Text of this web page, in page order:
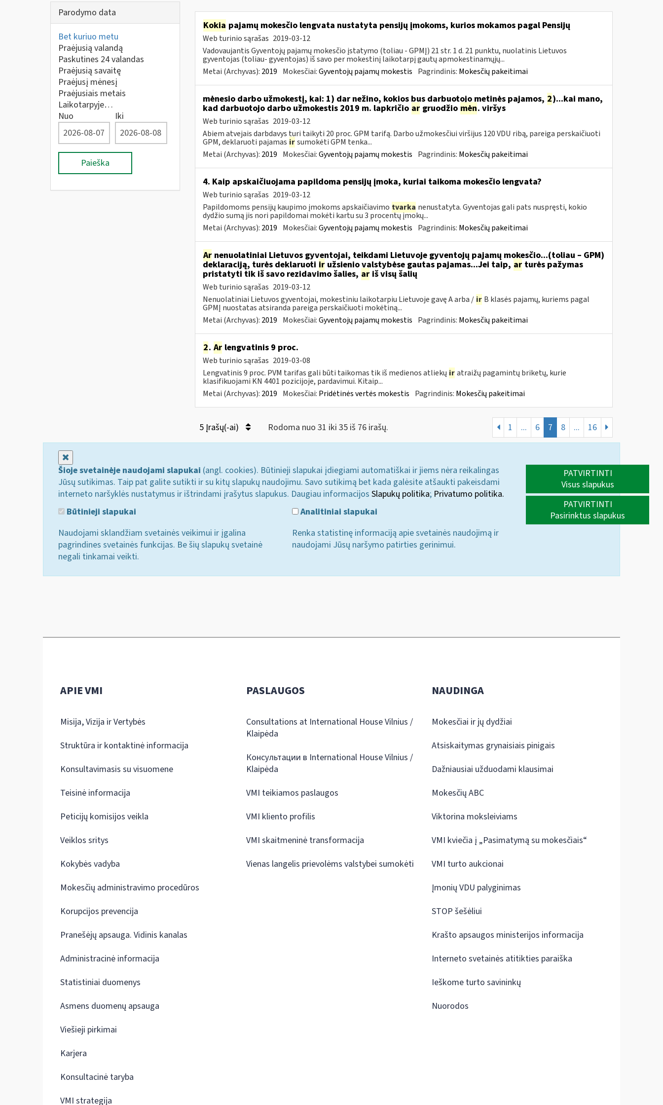
Parodymo data
Bet kuriuo metu
Praėjusią valandą
Paskutines 24 valandas
Praėjusią savaitę
Praėjusį mėnesį
Praėjusiais metais
Laikotarpyje…
Nuo
Iki
Paieška
Kokia pajamų mokesčio lengvata nustatyta pensijų įmokoms, kurios mokamos pagal Pensijų
Web turinio sąrašas 2019-03-12
Vadovaujantis Gyventojų pajamų mokesčio įstatymo (toliau - GPMĮ) 21 str. 1 d. 21 punktu, nuolatinis Lietuvos
gyventojas (toliau- gyventojas) iš savo per mokestinį laikotarpį gautų apmokestinamųjų...
Metai (Archyvas): 2019 Mokesčiai:Gyventojų pajamų mokestis Pagrindinis: Mokesčių pakeitimai
mėnesio darbo užmokestį, kai: 1) dar nežino, kokios bus darbuotojo metinės pajamos, 2)...kai mano,
kad darbuotojo darbo užmokestis 2019 m. lapkričio argruodžio mėn. viršys
Web turinio sąrašas 2019-03-12
Abiem atvejais darbdavys turi taikyti 20 proc. GPM tarifą. Darbo užmokesčiui viršijus 120 VDU ribą, pareiga perskaičiuoti
GPM, deklaruoti pajamas ir sumokėti GPM tenka...
Metai (Archyvas): 2019 Mokesčiai:Gyventojų pajamų mokestis Pagrindinis: Mokesčių pakeitimai
4. Kaip apskaičiuojama papildoma pensijų įmoka, kuriai taikoma mokesčio lengvata?
Web turinio sąrašas 2019-03-12
Papildomoms pensijų kaupimo įmokoms apskaičiavimo tvarka nenustatyta. Gyventojas gali pats nuspręsti, kokio
dydžio sumą jis nori papildomai mokėti kartu su 3 procentų įmokų...
Metai (Archyvas): 2019 Mokesčiai:Gyventojų pajamų mokestis Pagrindinis: Mokesčių pakeitimai
Arnenuolatiniai Lietuvos gyventojai, teikdami Lietuvoje gyventojų pajamų mokesčio...(toliau – GPM)
deklaraciją, turės deklaruoti iružsienio valstybėse gautas pajamas...Jei taip, arturės pažymas
pristatyti tik iš savo rezidavimo šalies, ariš visų šalių
Web turinio sąrašas 2019-03-12
Nenuolatiniai Lietuvos gyventojai, mokestiniu laikotarpiu Lietuvoje gavę A arba / ir B klasės pajamų, kuriems pagal
GPMĮ nuostatas atsiranda pareiga perskaičiuoti mokėtiną...
Metai (Archyvas): 2019 Mokesčiai:Gyventojų pajamų mokestis Pagrindinis: Mokesčių pakeitimai
2. Arlengvatinis 9 proc.
Web turinio sąrašas 2019-03-08
Lengvatinis 9 proc. PVM tarifas gali būti taikomas tik iš medienos atliekų ir atraižų pagamintų briketų, kurie
klasifikuojami KN 4401 pozicijoje, pardavimui. Kitaip...
Metai (Archyvas): 2019 Mokesčiai: Pridėtinės vertės mokestis Pagrindinis: Mokesčių pakeitimai
5 Įrašų(-ai) Rodoma nuo 31 iki 35 iš 76 irašų. 1 ... 6 7 8 ... 16
Šioje svetainėje naudojami slapukai (angl. cookies). Būtinieji slapukai įdiegiami automatiškai ir jiems nėra reikalingas
Jūsų sutikimas. Taip pat galite sutikti ir su kitų slapukų naudojimu. Savo sutikimą bet kada galėsite atšaukti pakeisdami
interneto naršyklės nustatymus ir ištrindami įrašytus slapukus. Daugiau informacijos Slapukų politika; Privatumo politika.
Būtinieji slapukai
Naudojami sklandžiam svetainės veikimui ir įgalina
pagrindines svetainės funkcijas. Be šių slapukų svetainė
negali tinkamai veikti.
Analitiniai slapukai
Renka statistinę informaciją apie svetainės naudojimą ir
naudojami Jūsų naršymo patirties gerinimui.
PATVIRTINTI
Visus slapukus
PATVIRTINTI
Pasirinktus slapukus
APIE VMI
Misija, Vizija ir Vertybės
Struktūra ir kontaktinė informacija
Konsultavimasis su visuomene
Teisinė informacija
Peticijų komisijos veikla
Veiklos sritys
Kokybės vadyba
Mokesčių administravimo procedūros
Korupcijos prevencija
Pranešėjų apsauga. Vidinis kanalas
Administracinė informacija
Statistiniai duomenys
Asmens duomenų apsauga
Viešieji pirkimai
Karjera
Konsultacinė taryba
VMI strategija
PASLAUGOS
Consultations at International House Vilnius /
Klaipėda
Консультации в International House Vilnius /
Klaipėda
VMI teikiamos paslaugos
VMI kliento profilis
VMI skaitmeninė transformacija
Vienas langelis prievolėms valstybei sumokėti
NAUDINGA
Mokesčiai ir jų dydžiai
Atsiskaitymas grynaisiais pinigais
Dažniausiai užduodami klausimai
Mokesčių ABC
Viktorina moksleiviams
VMI kviečia į „Pasimatymą su mokesčiais“
VMI turto aukcionai
Įmonių VDU palyginimas
STOP šešėliui
Krašto apsaugos ministerijos informacija
Interneto svetainės atitikties paraiška
Ieškome turto savininkų
Nuorodos